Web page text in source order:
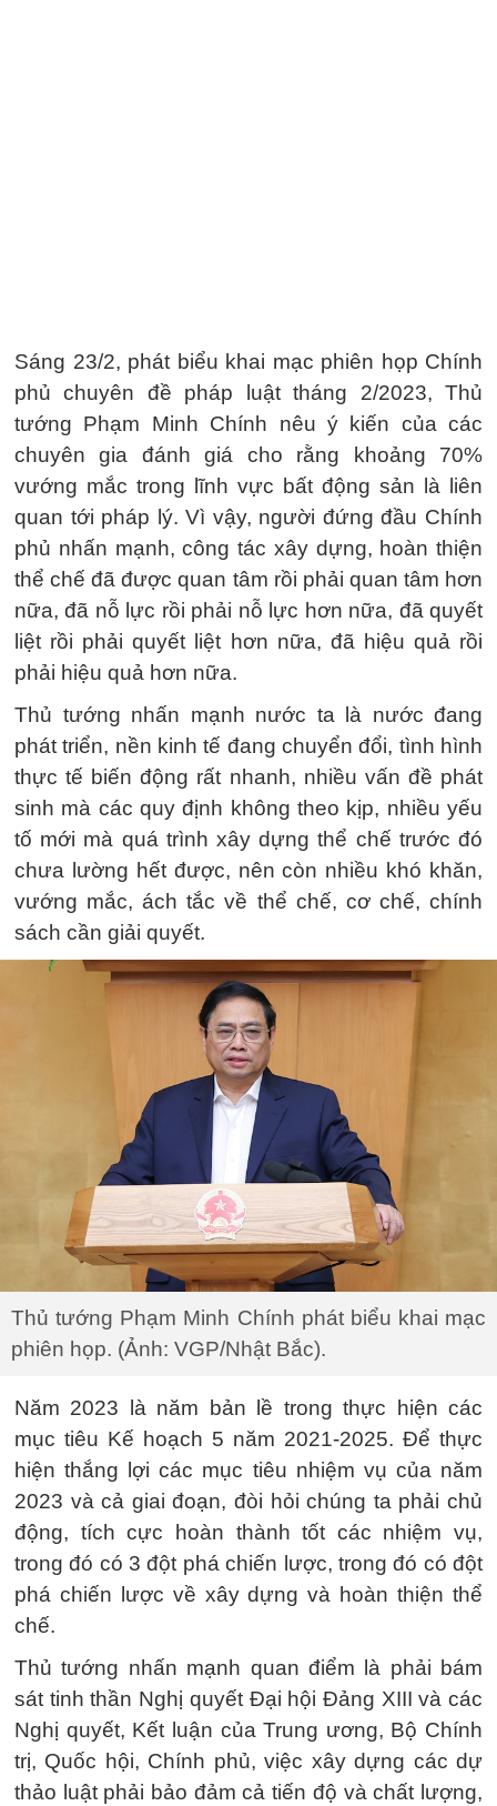
Sáng 23/2, phát biểu khai mạc phiên họp Chính
phủ chuyên đề pháp luật tháng 2/2023, Thủ
tướng Phạm Minh Chính nêu ý kiến của các
chuyên gia đánh giá cho rằng khoảng 70%
vướng mắc trong lĩnh vực bất động sản là liên
quan tới pháp lý. Vì vậy, người đứng đầu Chính
phủ nhấn mạnh, công tác xây dựng, hoàn thiện
thể chế đã được quan tâm rồi phải quan tâm hơn
nữa, đã nỗ lực rồi phải nỗ lực hơn nữa, đã quyết
liệt rồi phải quyết liệt hơn nữa, đã hiệu quả rồi
phải hiệu quả hơn nữa.
Thủ tướng nhấn mạnh nước ta là nước đang
phát triển, nền kinh tế đang chuyển đổi, tình hình
thực tế biến động rất nhanh, nhiều vấn đề phát
sinh mà các quy định không theo kịp, nhiều yếu
tố mới mà quá trình xây dựng thể chế trước đó
chưa lường hết được, nên còn nhiều khó khăn,
vướng mắc, ách tắc về thể chế, cơ chế, chính
sách cần giải quyết.
Thủ tướng Phạm Minh Chính phát biểu khai mạc
phiên họp. (Ảnh: VGP/Nhật Bắc).
Năm 2023 là năm bản lề trong thực hiện các
mục tiêu Kế hoạch 5 năm 2021-2025. Để thực
hiện thắng lợi các mục tiêu nhiệm vụ của năm
2023 và cả giai đoạn, đòi hỏi chúng ta phải chủ
động, tích cực hoàn thành tốt các nhiệm vụ,
trong đó có 3 đột phá chiến lược, trong đó có đột
phá chiến lược về xây dựng và hoàn thiện thể
chế.
Thủ tướng nhấn mạnh quan điểm là phải bám
sát tinh thần Nghị quyết Đại hội Đảng XIII và các
Nghị quyết, Kết luận của Trung ương, Bộ Chính
trị, Quốc hội, Chính phủ, việc xây dựng các dự
thảo luật phải bảo đảm cả tiến độ và chất lượng,